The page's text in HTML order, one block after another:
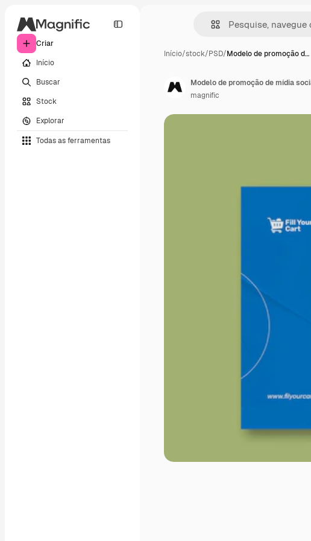
Criar
Início
Buscar
Stock
Explorar
Todas as ferramentas
Início/stock/PSD/Modelo de promoção d…
Modelo de promoção de mídia
magnific